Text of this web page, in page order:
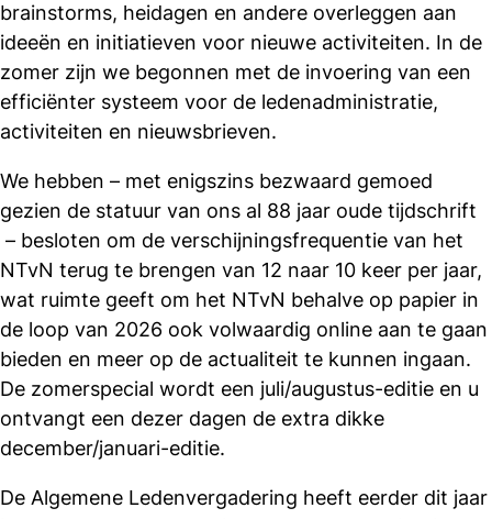
brainstorms, heidagen en andere overleggen aan
ideeën en initiatieven voor nieuwe activiteiten. In de
zomer zijn we begonnen met de invoering van een
efficiënter systeem voor de ledenadministratie,
activiteiten en nieuwsbrieven.
We hebben – met enigszins bezwaard gemoed
gezien de statuur van ons al 88 jaar oude tijdschrift
– besloten om de verschijningsfrequentie van het
NTvN terug te brengen van 12 naar 10 keer per jaar,
wat ruimte geeft om het NTvN behalve op papier in
de loop van 2026 ook volwaardig online aan te gaan
bieden en meer op de actualiteit te kunnen ingaan.
De zomerspecial wordt een juli/augustus-editie en u
ontvangt een dezer dagen de extra dikke
december/januari-editie.
De Algemene Ledenvergadering heeft eerder dit jaar